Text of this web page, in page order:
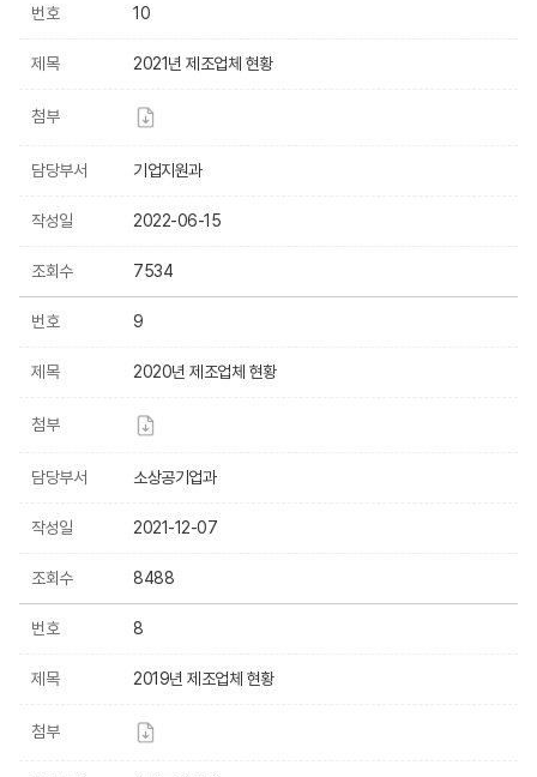
번호 10
제목 2021년 제조업체 현황
첨부
담당부서 기업지원과
작성일 2022-06-15
조회수 7534
번호 9
제목 2020년 제조업체 현황
첨부
담당부서 소상공기업과
작성일 2021-12-07
조회수 8488
번호 8
제목 2019년 제조업체 현황
첨부